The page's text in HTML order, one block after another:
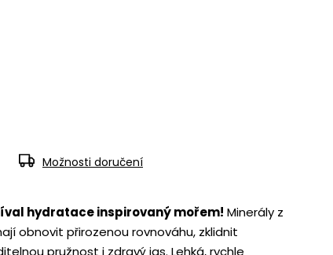
hydratace inspirovaný mořem! Minerály z
obnovit přirozenou rovnováhu, zklidnit
pružnost i zdravý jas. Lehká, rychle
Možnosti doručení